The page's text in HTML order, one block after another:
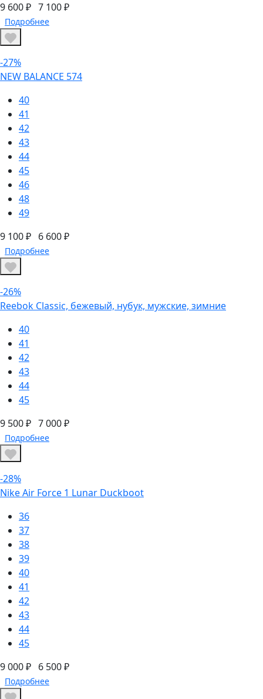
9 600 ₽ 7 100 ₽
Подробнее
-27%
NEW BALANCE 574
40
41
42
43
44
45
46
48
49
9 100 ₽ 6 600 ₽
Подробнее
-26%
Reebok Classic, бежевый, нубук, мужские, зимние
40
41
42
43
44
45
9 500 ₽ 7 000 ₽
Подробнее
-28%
Nike Air Force 1 Lunar Duckboot
36
37
38
39
40
41
42
43
44
45
9 000 ₽ 6 500 ₽
Подробнее